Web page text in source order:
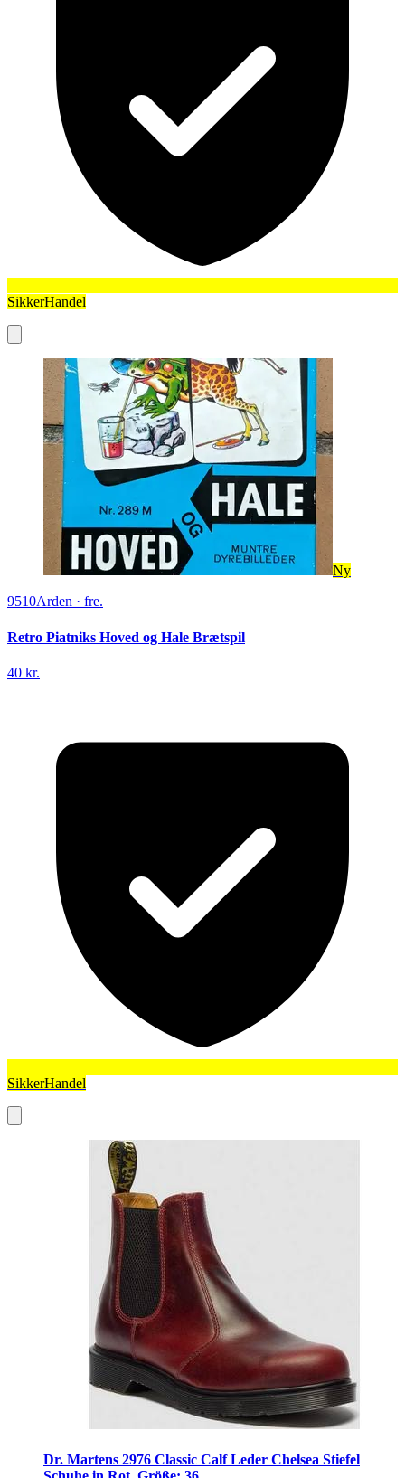
SikkerHandel
Ny
9510Arden · fre.
Retro Piatniks Hoved og Hale Brætspil
40 kr.
SikkerHandel
Dr. Martens 2976 Classic Calf Leder Chelsea Stiefel